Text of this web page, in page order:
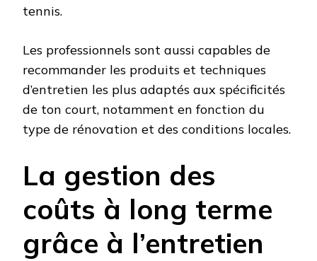
tennis.
Les professionnels sont aussi capables de
recommander les produits et techniques
d’entretien les plus adaptés aux spécificités
de ton court, notamment en fonction du
type de rénovation et des conditions locales.
La gestion des
coûts à long terme
grâce à l’entretien